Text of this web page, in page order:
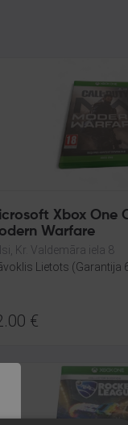
Xbox One
Warfare
Kr. Valdemāra iela 8
Lietots (Garantija
€